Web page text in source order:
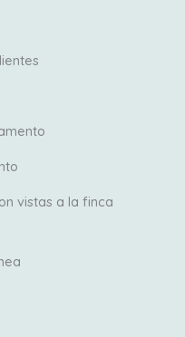
vistas a la finca